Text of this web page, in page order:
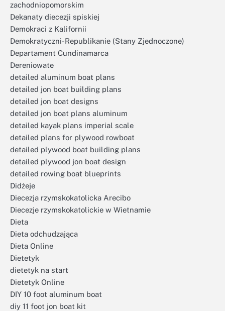
zachodniopomorskim
Dekanaty diecezji spiskiej
Demokraci z Kalifornii
Demokratyczni-Republikanie (Stany Zjednoczone)
Departament Cundinamarca
Dereniowate
detailed aluminum boat plans
detailed jon boat building plans
detailed jon boat designs
detailed jon boat plans aluminum
detailed kayak plans imperial scale
detailed plans for plywood rowboat
detailed plywood boat building plans
detailed plywood jon boat design
detailed rowing boat blueprints
Didżeje
Diecezja rzymskokatolicka Arecibo
Diecezje rzymskokatolickie w Wietnamie
Dieta
Dieta odchudzająca
Dieta Online
Dietetyk
dietetyk na start
Dietetyk Online
DIY 10 foot aluminum boat
diy 11 foot jon boat kit